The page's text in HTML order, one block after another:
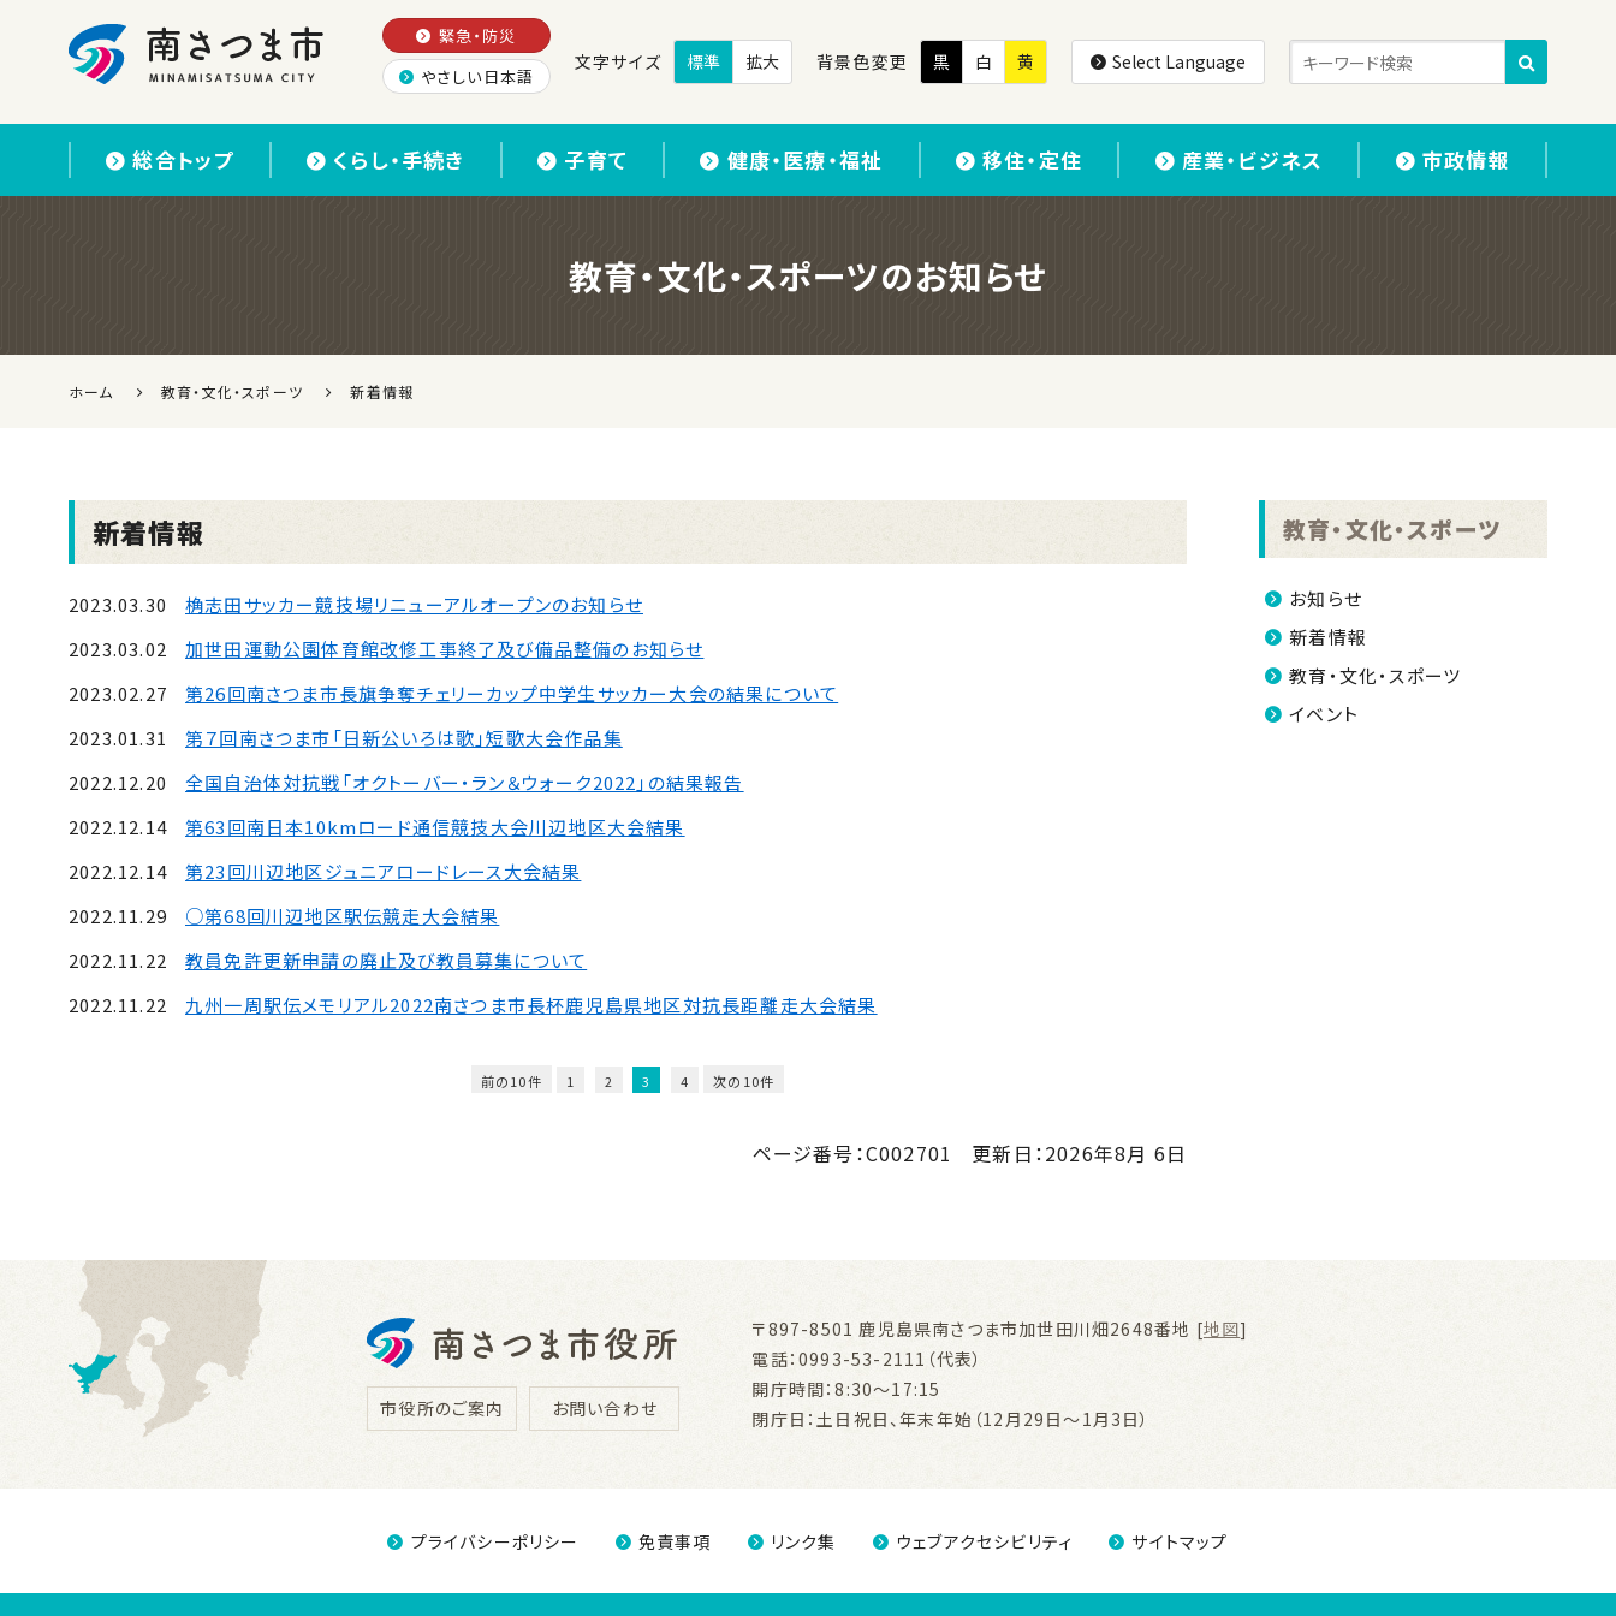
緊急・防災
やさしい日本語
文字サイズ 標準 拡大 背景色変更 黒 白 黄 Select Language
総合トップ くらし・手続き 子育て 健康・医療・福祉 移住・定住 産業・ビジネス 市政情報
教育・文化・スポーツのお知らせ
ホーム 教育・文化・スポーツ 新着情報
新着情報
2023.03.30
桷志田サッカー競技場リニューアルオープンのお知らせ
2023.03.02
加世田運動公園体育館改修工事終了及び備品整備のお知らせ
2023.02.27
第26回南さつま市長旗争奪チェリーカップ中学生サッカー大会の結果について
2023.01.31
第７回南さつま市「日新公いろは歌」短歌大会作品集
2022.12.20
全国自治体対抗戦「オクトーバー・ラン＆ウォーク2022」の結果報告
2022.12.14
第63回南日本10kmロード通信競技大会川辺地区大会結果
2022.12.14
第23回川辺地区ジュニアロードレース大会結果
2022.11.29
○第68回川辺地区駅伝競走大会結果
2022.11.22
教員免許更新申請の廃止及び教員募集について
2022.11.22
九州一周駅伝メモリアル2022南さつま市長杯鹿児島県地区対抗長距離走大会結果
前の10件 1 2 3 4 次の10件
ページ番号：C002701 更新日：2026年8月 6日
教育・文化・スポーツ
お知らせ
新着情報
教育・文化・スポーツ
イベント
市役所のご案内 お問い合わせ
〒897-8501鹿児島県南さつま市加世田川畑2648番地 [地図]
電話：0993-53-2111（代表）
開庁時間：8:30～17:15
閉庁日：土日祝日、年末年始（12月29日～1月3日）
プライバシーポリシー 免責事項 リンク集 ウェブアクセシビリティ サイトマップ